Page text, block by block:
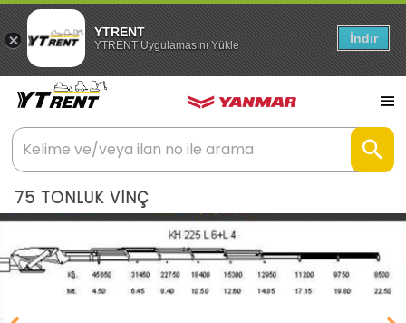
YTRENT
YTRENT Uygulamasını Yükle İndir
75 TONLUK VİNÇ